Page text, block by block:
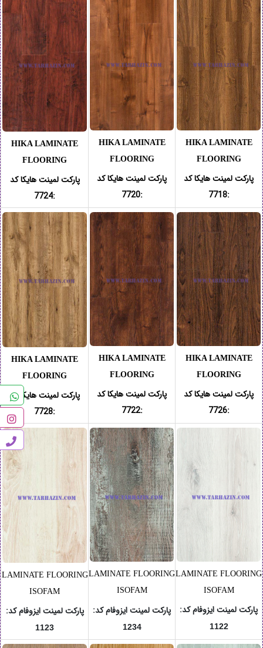
HIKA LAMINATE
FLOORING
پارکت لمینت هایکا کد
:7718
HIKA LAMINATE
FLOORING
پارکت لمینت هایکا کد
:7720
HIKA LAMINATE
FLOORING
پارکت لمینت هایکا کد
:7724
HIKA LAMINATE
FLOORING
پارکت لمینت هایکا کد
:7726
HIKA LAMINATE
FLOORING
پارکت لمینت هایکا کد
:7722
HIKA LAMINATE
FLOORING
پارکت لمینت هایکا کد
:7728
LAMINATE FLOORING
ISOFAM
پارکت لمینت ایزوفامکد:
1122
LAMINATE FLOORING
ISOFAM
پارکت لمینت ایزوفامکد:
1234
LAMINATE FLOORING
ISOFAM
پارکت لمینت ایزوفامکد:
1123